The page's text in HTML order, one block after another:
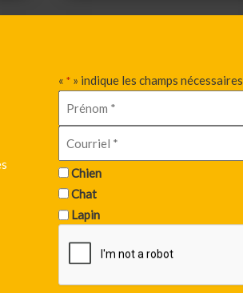
« * » indique les champs nécessaires
Chien
Chat
Lapin